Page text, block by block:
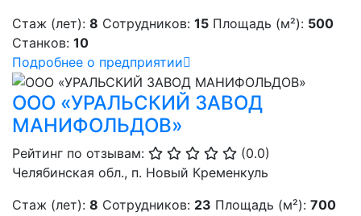
Стаж (лет): 8 Сотрудников: 15 Площадь (м²): 500
Станков: 10
Подробнее о предприятии
ООО «УРАЛЬСКИЙ ЗАВОД
МАНИФОЛЬДОВ»
Рейтинг по отзывам:
(0.0)
Челябинская обл., п. Новый Кременкуль
Стаж (лет): 8 Сотрудников: 23 Площадь (м²): 700